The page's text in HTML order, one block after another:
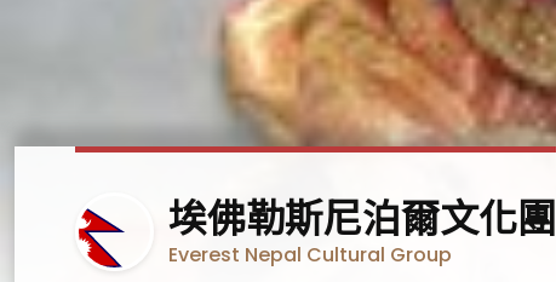
尼
泊
埃佛勒斯尼泊爾文化團
Everest Nepal Cultural Group